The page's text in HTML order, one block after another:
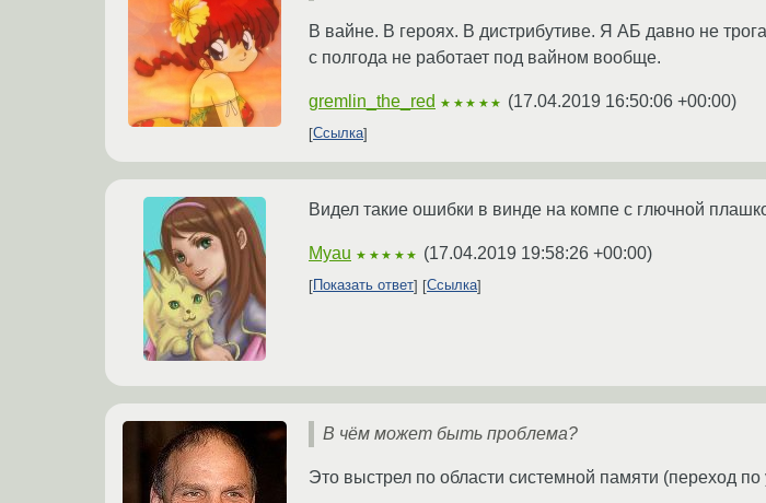
В вайне. В героях. В дистрибутиве. Я АБ давно не
с полгода не работает под вайном вообще.
gremlin_the_red ★★★★★ (17.04.2019 16:50:06 +00:00)
Ссылка
Видел такие ошибки в винде на компе с глючной
Myau ★★★★★ (17.04.2019 19:58:26 +00:00)
Показать ответ Ссылка
В чём может быть проблема?
Это выстрел по области системной памяти (переход